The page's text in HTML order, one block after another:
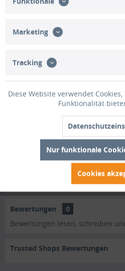
Gesamtsumme:
Bewerten
HO1366
Beschreibung
Unser Standard
GTH-S mit Kederverbindung ist
Bewertungen
0
Bewertungen lesen, schreiben
Trusted Shops Bewertungen
Marketing
Tracking
Diese Website verwendet
Funktionalität
Nur funktionale
Cookies